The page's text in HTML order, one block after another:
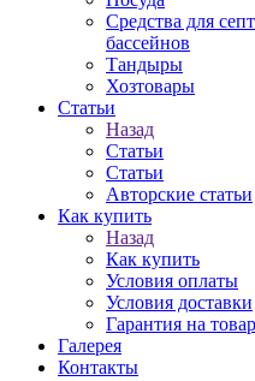
Средства для
бассейнов
Тандыры
Хозтовары
Статьи
Назад
Статьи
Статьи
Авторские статьи
Как купить
Назад
Как купить
Условия оплаты
Условия доставки
Гарантия на товар
Галерея
Контакты